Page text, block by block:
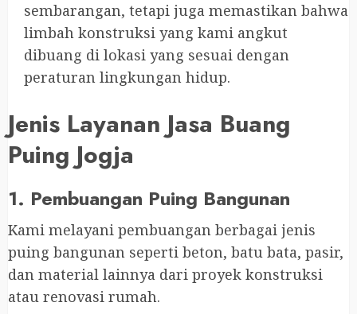
sembarangan, tetapi juga memastikan bahwa
limbah konstruksi yang kami angkut
dibuang di lokasi yang sesuai dengan
peraturan lingkungan hidup.
Jenis Layanan Jasa Buang
Puing Jogja
1. Pembuangan Puing Bangunan
Kami melayani pembuangan berbagai jenis
puing bangunan seperti beton, batu bata, pasir,
dan material lainnya dari proyek konstruksi
atau renovasi rumah.